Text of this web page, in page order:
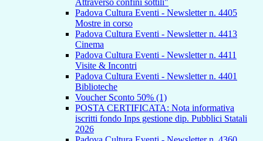
Attraverso confini sottili"
Padova Cultura Eventi - Newsletter n. 4405
Mostre in corso
Padova Cultura Eventi - Newsletter n. 4413
Cinema
Padova Cultura Eventi - Newsletter n. 4411
Visite & Incontri
Padova Cultura Eventi - Newsletter n. 4401
Biblioteche
Voucher Sconto 50% (1)
POSTA CERTIFICATA: Nota informativa
iscritti fondo Inps gestione dip. Pubblici Statali
2026